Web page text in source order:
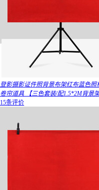
登影摄影证件照背景布架红布蓝色
卷帘道具 【三色套装/配1.5*2M背景
15条评价